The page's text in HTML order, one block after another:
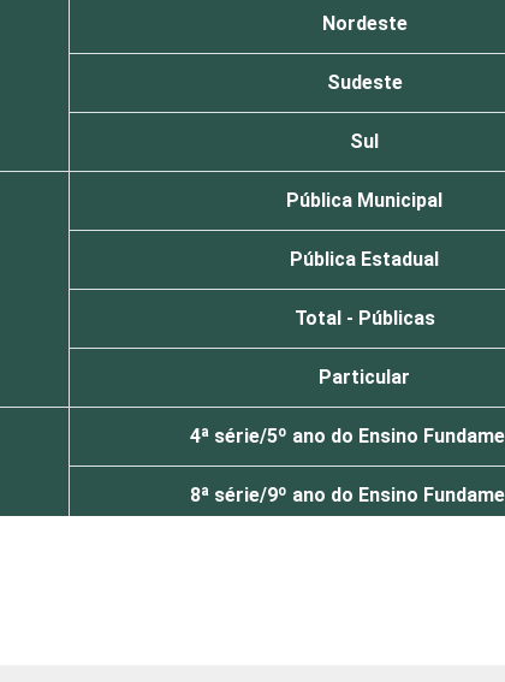
Nordeste
Sudeste
Sul
Pública Municipal
Pública Estadual
Total - Públicas
Particular
4ª série/5º ano do Ensino
8ª série/9º ano do Ensino